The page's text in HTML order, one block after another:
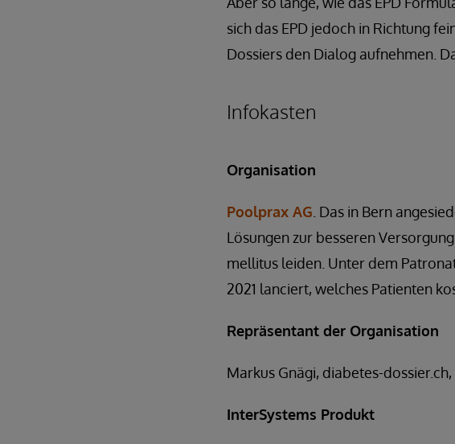
sich das EPD jedoch in Richtung
Dossiers den Dialog aufnehmen.
Infokasten
Organisation
Poolprax AG . Das in Bern
Lösungen zur besseren
mellitus leiden. Unter dem
2021 lanciert, welches Patienten
Repräsentant der Organisation
Markus Gnägi, diabetes-
InterSystems Produkt